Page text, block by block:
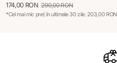
174,00 RON 290,00 RON
*Cel mai mic preț în ultimele 30 zile: 203,00 RON